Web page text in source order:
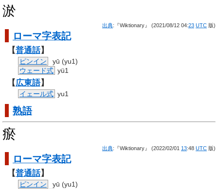
淤
出典:『Wiktionary』 (2021/08/12 04:23 UTC 版)
ローマ字表記
【普通話】
ピンイン
yū (yu1)
ウェード式 yü1
【広東語】
イェール式 yu1
熟語
瘀
出典:『Wiktionary』 (2022/02/01 13:48 UTC 版)
ローマ字表記
【普通話】
ピンイン
yū (yu1)